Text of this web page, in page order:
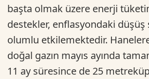
başta olmak üzere enerji
destekler, enflasyondaki düşüş
olumlu etkilemektedir.
doğal gazın mayıs ayında
11 ay süresince de 25